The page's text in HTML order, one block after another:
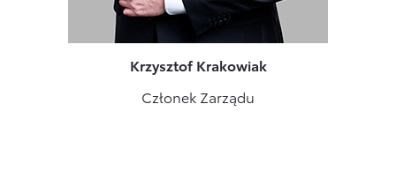
Krzysztof Krakowiak
Członek Zarządu